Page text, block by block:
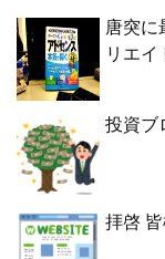
唐突に
リエイ
投資ブ
拝啓